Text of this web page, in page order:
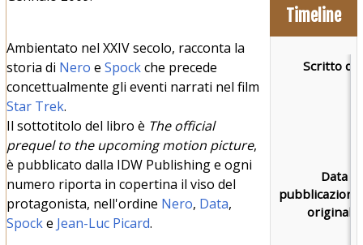
Timeline
Scritto da:
Data di
pubblicazione
originale:
Ambientato nel XXIV secolo, racconta la
storia di Nero e Spockche precede
concettualmente gli eventi narrati nel film
Star Trek.
Il sottotitolo del libro è The official
prequel to the upcoming motion picture,
è pubblicato dalla IDW Publishing e ogni
numero riporta in copertina il viso del
protagonista, nell'ordine Nero, Data,
Spocke Jean-Luc Picard.